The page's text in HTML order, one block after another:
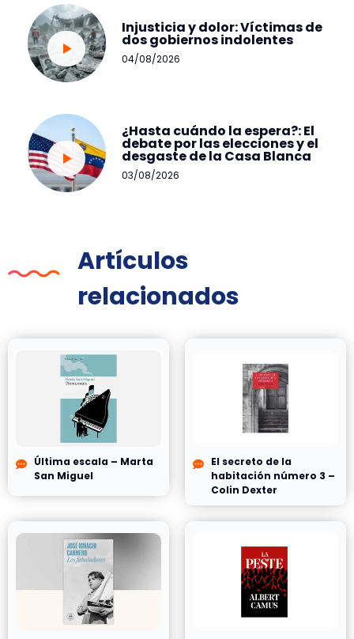
Injusticia y dolor: Víctimas de
dos gobiernos indolentes
04/08/2026
¿Hasta cuándo la espera?: El
debate por las elecciones y el
desgaste de la Casa Blanca
03/08/2026
Artículos
relacionados
Última escala – Marta
San Miguel
El secreto de la
habitación número 3 –
Colin Dexter